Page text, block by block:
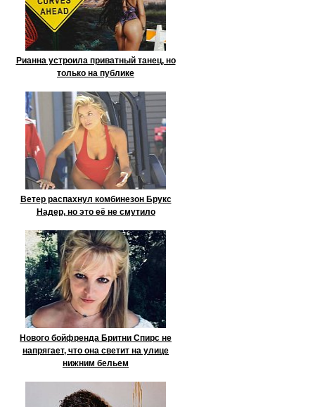
Рианна устроила приватный танец, но
только на публике
Ветер распахнул комбинезон Брукс
Надер, но это её не смутило
Нового бойфренда Бритни Спирс не
напрягает, что она светит на улице
нижним бельем